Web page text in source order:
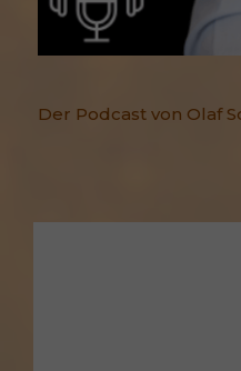
Der Podcast von Olaf